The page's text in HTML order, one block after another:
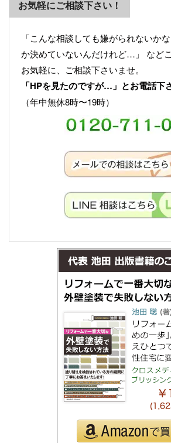
お気軽にご相談下さい！
「こんな相談しても嫌がられないか
か決めていないんだけれど…」 などご
お気軽に、ご相談下さいませ。
「HPを見たのですが…」とお電話下
（年中無休8時〜19時）